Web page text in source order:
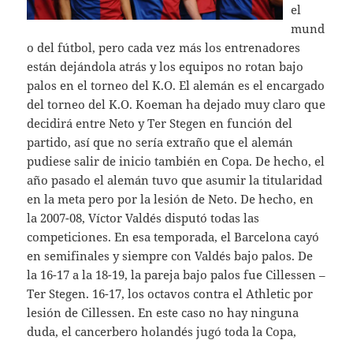
el
mund
o del fútbol, pero cada vez más los entrenadores
están dejándola atrás y los equipos no rotan bajo
palos en el torneo del K.O. El alemán es el encargado
del torneo del K.O. Koeman ha dejado muy claro que
decidirá entre Neto y Ter Stegen en función del
partido, así que no sería extraño que el alemán
pudiese salir de inicio también en Copa. De hecho, el
año pasado el alemán tuvo que asumir la titularidad
en la meta pero por la lesión de Neto. De hecho, en
la 2007-08, Víctor Valdés disputó todas las
competiciones. En esa temporada, el Barcelona cayó
en semifinales y siempre con Valdés bajo palos. De
la 16-17 a la 18-19, la pareja bajo palos fue Cillessen –
Ter Stegen. 16-17, los octavos contra el Athletic por
lesión de Cillessen. En este caso no hay ninguna
duda, el cancerbero holandés jugó toda la Copa,